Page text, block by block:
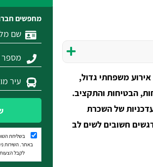
משפחתי גדול,
הבטיחות והתקציב.
של השכרת
דגשים חשובים לשים לב
מחפשים
בשליחת
באתר. השירות
לקבל הצעות